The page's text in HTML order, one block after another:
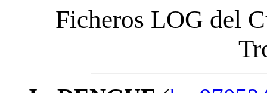
Ficheros LOG del